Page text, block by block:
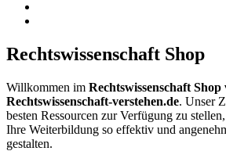
Rechtswissenschaft Shop
Willkommen im Rechtswissenschaft Shop
Rechtswissenschaft-verstehen.de. Unser
besten Ressourcen zur Verfügung zu
Ihre Weiterbildung so effektiv und
gestalten.